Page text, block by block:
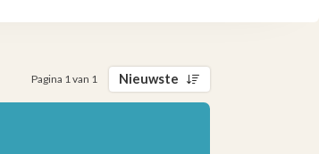
Pagina 1 van 1 Nieuwste